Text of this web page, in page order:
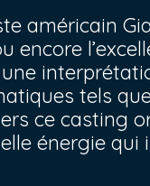
américain
encore
tels
ce casting
énergie qui